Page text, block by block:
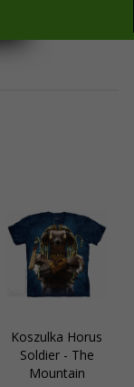
Koszulka Horus
Soldier - The
Mountain